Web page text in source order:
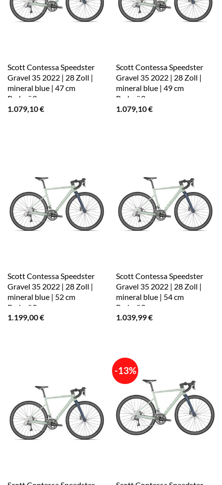
Scott Contessa Speedster
Gravel 35 2022 | 28 Zoll |
mineral blue | 47 cm
Radgröße
1.079,10€
Scott Contessa Speedster
Gravel 35 2022 | 28 Zoll |
mineral blue | 49 cm
Radgröße
1.079,10€
Scott Contessa Speedster
Gravel 35 2022 | 28 Zoll |
mineral blue | 52 cm
Radgröße
1.199,00€
Scott Contessa Speedster
Gravel 35 2022 | 28 Zoll |
mineral blue | 54 cm
Radgröße
1.039,99€
-13%